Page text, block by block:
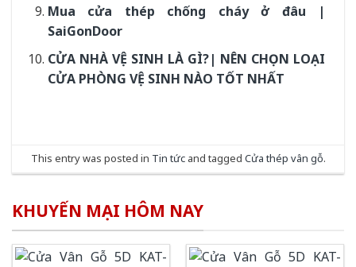
Mua cửa thép chống cháy ở đâu |
SaiGonDoor
CỬA NHÀ VỆ SINH LÀ GÌ?| NÊN CHỌN LOẠI
CỬA PHÒNG VỆ SINH NÀO TỐT NHẤT
This entry was posted in Tin tứcand tagged Cửa thép vân gỗ.
KHUYẾN MẠI HÔM NAY